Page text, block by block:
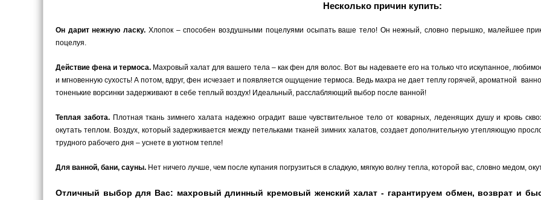
Несколько причин купить:
Он дарит нежную ласку. Хлопок – способен воздушными поцелуями осыпать ваше тело! Он нежный, словно перышко, малейшее
поцелуя.
Действие фена и термоса. Махровый халат для вашего тела – как фен для волос. Вот вы надеваете его на только что искупанное,
и мгновенную сухость! А потом, вдруг, фен исчезает и появляется ощущение термоса. Ведь махра не дает теплу горячей, ароматной
тоненькие ворсинки задерживают в себе теплый воздух! Идеальный, расслабляющий выбор после ванной!
Теплая забота.Плотная ткань зимнего халата надежно оградит ваше чувствительное тело от коварных, леденящих душу и кровь
окутать теплом. Воздух, который задерживается между петельками тканей зимних халатов, создает дополнительную утепляющую
трудного рабочего дня – уснете в уютном тепле!
Для ванной, бани, сауны. Нет ничего лучше, чем после купания погрузиться в сладкую, мягкую волну тепла, которой вас, словно медом,
Отличный выбор для Вас: махровый длинный кремовый женский халат - гарантируем обмен, возврат и